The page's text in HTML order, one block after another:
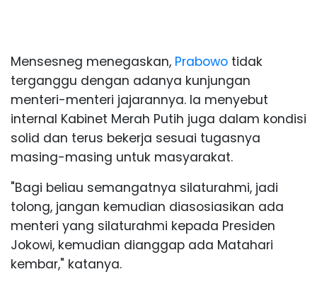
Mensesneg menegaskan, Prabowo tidak
terganggu dengan adanya kunjungan
menteri-menteri jajarannya. Ia menyebut
internal Kabinet Merah Putih juga dalam kondisi
solid dan terus bekerja sesuai tugasnya
masing-masing untuk masyarakat.
"Bagi beliau semangatnya silaturahmi, jadi
tolong, jangan kemudian diasosiasikan ada
menteri yang silaturahmi kepada Presiden
Jokowi, kemudian dianggap ada Matahari
kembar," katanya.